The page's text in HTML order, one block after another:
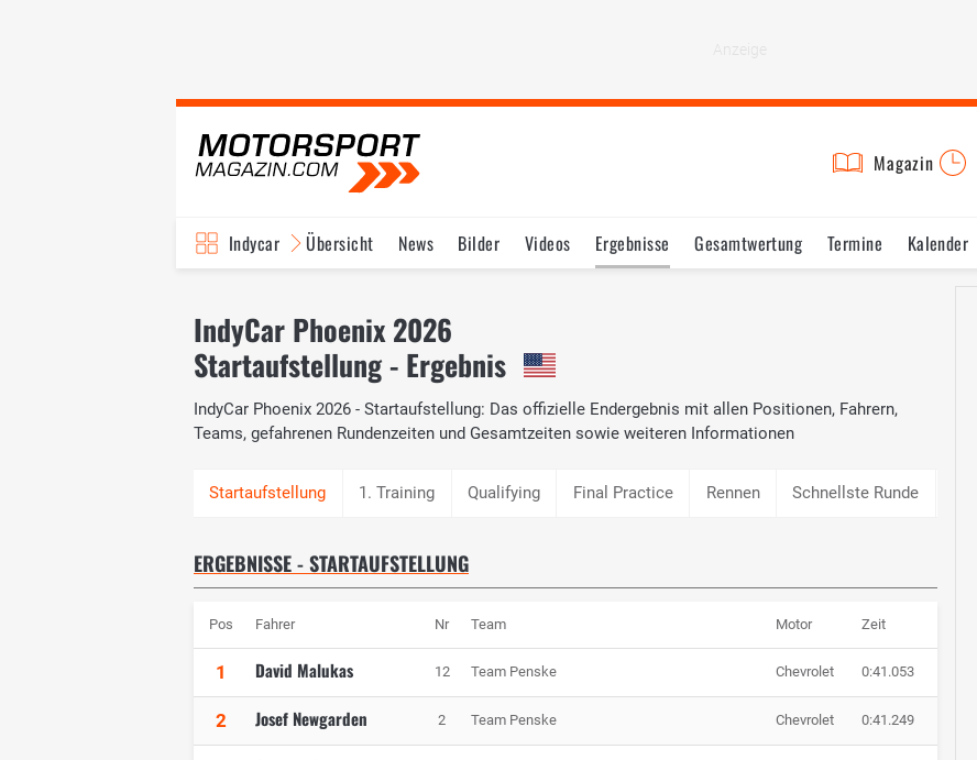
Magazin
Indycar Übersicht News Bilder Videos Ergebnisse Gesamtwertung Termine Kalender
IndyCar Phoenix 2026
Startaufstellung - Ergebnis
IndyCar Phoenix 2026 - Startaufstellung: Das offizielle Endergebnis mit allen Positionen, Fahrern,
Teams, gefahrenen Rundenzeiten und Gesamtzeiten sowie weiteren Informationen
1. Training Qualifying Final Practice Rennen Schnellste Runde
ERGEBNISSE - STARTAUFSTELLUNG
Pos Fahrer Nr Team Motor Zeit
1 David Malukas 12 Team Penske Chevrolet 0:41.053
2 Josef Newgarden 2 Team Penske Chevrolet 0:41.249